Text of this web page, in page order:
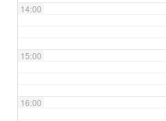
14:00
15:00
16:00